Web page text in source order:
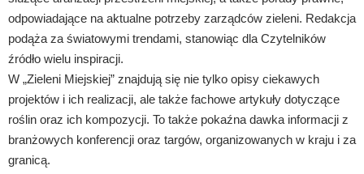
odpowiadające na aktualne potrzeby zarządców zieleni. Redakcja
podąża za światowymi trendami, stanowiąc dla Czytelników
źródło wielu inspiracji.
W „Zieleni Miejskiej” znajdują się nie tylko opisy ciekawych
projektów i ich realizacji, ale także fachowe artykuły dotyczące
roślin oraz ich kompozycji. To także pokaźna dawka informacji z
branżowych konferencji oraz targów, organizowanych w kraju i za
granicą.